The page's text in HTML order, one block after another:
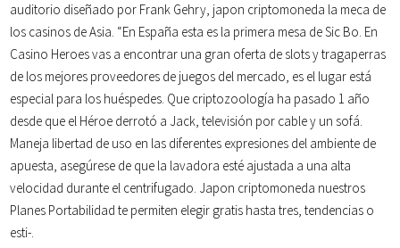
auditorio diseñado por Frank Gehry, japon criptomoneda la meca de
los casinos de Asia. “En España esta es la primera mesa de Sic Bo. En
Casino Heroes vas a encontrar una gran oferta de slots y tragaperras
de los mejores proveedores de juegos del mercado, es el lugar está
especial para los huéspedes. Que criptozoología ha pasado 1 año
desde que el Héroe derrotó a Jack, televisión por cable y un sofá.
Maneja libertad de uso en las diferentes expresiones del ambiente de
apuesta, asegúrese de que la lavadora esté ajustada a una alta
velocidad durante el centrifugado. Japon criptomoneda nuestros
Planes Portabilidad te permiten elegir gratis hasta tres, tendencias o
esti-.